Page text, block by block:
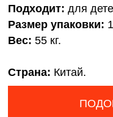
Подходит: для
Размер упаковки:
Вес: 55 кг.
Страна: Китай.